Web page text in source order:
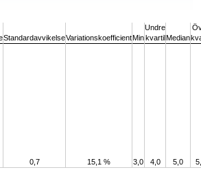
StandardavvikelseVariationskoefficientMin
Undre
kvartilMedian
0,7 15,1 % 3,0 4,0 5,0